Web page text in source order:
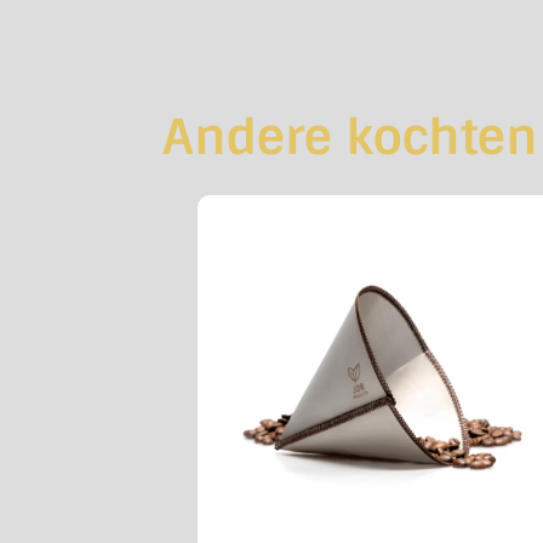
Andere